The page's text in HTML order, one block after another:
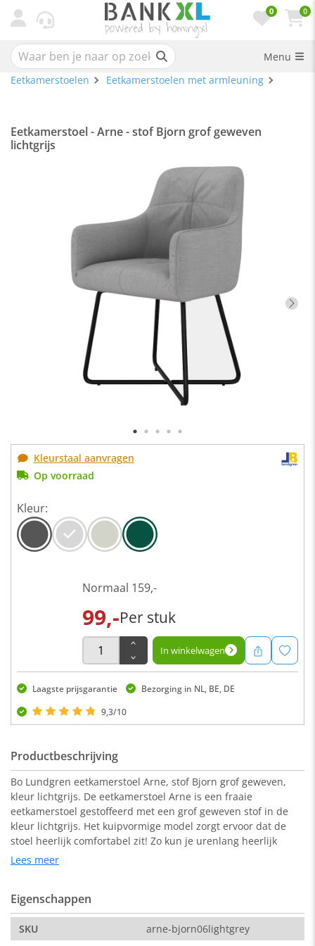
0 0
Menu
Eetkamerstoelen
Eetkamerstoelen met armleuning
Eetkamerstoel - Arne - stof Bjorn grof geweven
lichtgrijs
Kleurstaal aanvragen
Op voorraad
Kleur:
Normaal 159,-
99,-Per stuk
In winkelwagen
Laagste prijsgarantie
Bezorging in NL, BE, DE
9,3/10
Productbeschrijving
Bo Lundgren eetkamerstoel Arne, stof Bjorn grof geweven,
kleur lichtgrijs. De eetkamerstoel Arne is een fraaie
eetkamerstoel gestoffeerd met een grof geweven stof in de
kleur lichtgrijs. Het kuipvormige model zorgt ervoor dat de
stoel heerlijk comfortabel zit! Zo kun je urenlang heerlijk
tafelen...! De Arne is uitgevoerd met een zwart metalen
Afmeting:
59 x 46 x 85 cm ( b x d x h )
Lees meer
Eigenschappen
SKU
arne-bjorn06lightgrey